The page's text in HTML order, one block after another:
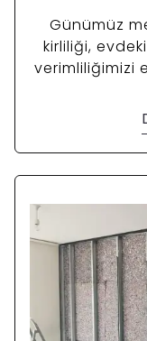
Günümüz
kirliliği,
verimliliğimizi
veya ev